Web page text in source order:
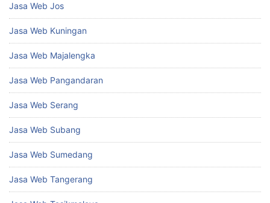
Jasa Web Jos
Jasa Web Kuningan
Jasa Web Majalengka
Jasa Web Pangandaran
Jasa Web Serang
Jasa Web Subang
Jasa Web Sumedang
Jasa Web Tangerang